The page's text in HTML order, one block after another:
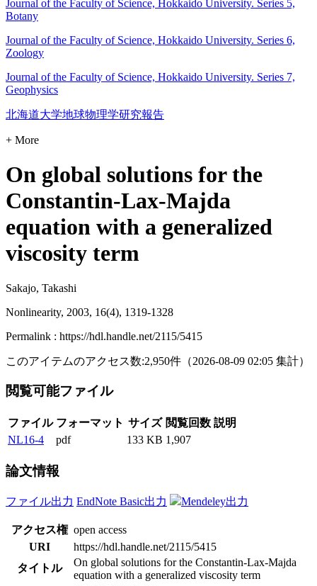
Journal of the Faculty of Science, Hokkaido University. Series 5,
Botany
Journal of the Faculty of Science, Hokkaido University. Series 6,
Zoology
Journal of the Faculty of Science, Hokkaido University. Series 7,
Geophysics
北海道大学地球物理学研究報告
+ More
On global solutions for the
Constantin-Lax-Majda
equation with a generalized
viscosity term
Sakajo, Takashi
Nonlinearity, 2003, 16(4), 1319-1328
Permalink : https://hdl.handle.net/2115/5415
このアイテムのアクセス数:2,950件 （2026-08-09 02:05 集計）
閲覧可能ファイル
ファイル フォーマット サイズ 閲覧回数 説明
NL16-4
pdf 133 KB 1,907
論文情報
ファイル出力 EndNote Basic出力 Mendeley出力
アクセス権 open access
URI
https://hdl.handle.net/2115/5415
タイトル
On global solutions for the Constantin-Lax-Majda
equation with a generalized viscosity term